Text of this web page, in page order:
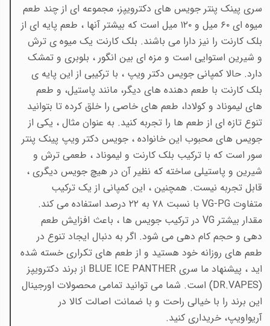
سری پینک پنتر جویس های دکترویپز، مجموعه ای از چند طعم
میوه ای ۶۰ میل و ۱۲۰ میل است که بیشتر آنها ، طعم پایه ای از
بلک کارنت را نیز دارا می باشند. بلک کارنت یک میوه ی ترش
و شیرین استوایی است و مزه ای بین انگور ، بلوبری و تمشک
دارد. حالا کمپانی جویس دکتر ویپ ، با ترکیبی از این پایه ی
بلک کارنت با طعم دهنده های دیگر، مانند پاستیل، و طعم
های لیموناد و کولادا، طعم های خاصی را خلق کرده تا بتوانید
تنوع تازه ای از طعم ها را تجربه کنید. به عنوان مثال ، یکی از
جویس های محبوب این خانواده ، جویس دکتر ویپ پینک پنتر
سور است که با ترکیب بلک کارنت و لیموناد ، طعمی ترش و
شیرین و پاستیلی ساخته که نظیر آن در هیچ جویس دیگری ،
قابل تجربه نیست. همچنین ، این کمپانی از یک ترکیب
متفاوت
VG-PG با نسبت ۷۸ به ۲۲ درصد استفاده می کند.
مقدار بیشتر VG در ترکیب جویس ها ، باعث افزایش طعم
دهی و حجم کام دهی می شود. اگر به دنبال ایجاد تنوع در
طعم های روزانه خود هستید و از طعم های تکراری خسته شده
اید ، پیشنهاد ما سری BLUE ICE PANTHER از برند دکترویپز
(DR.VAPES)
است. شما می توانید تمامی محصولات اورجینال
این برند را با خیالی راحت و با ضمانت اصالت کالا در
آریواویپ، خریداری کنید.